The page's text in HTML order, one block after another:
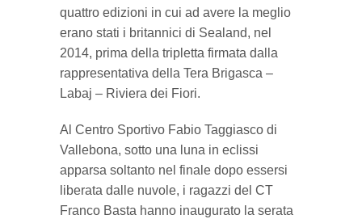
quattro edizioni in cui ad avere la meglio
erano stati i britannici di Sealand, nel
2014, prima della tripletta firmata dalla
rappresentativa della Tera Brigasca –
Labaj – Riviera dei Fiori.
Al Centro Sportivo Fabio Taggiasco di
Vallebona, sotto una luna in eclissi
apparsa soltanto nel finale dopo essersi
liberata dalle nuvole, i ragazzi del CT
Franco Basta hanno inaugurato la serata